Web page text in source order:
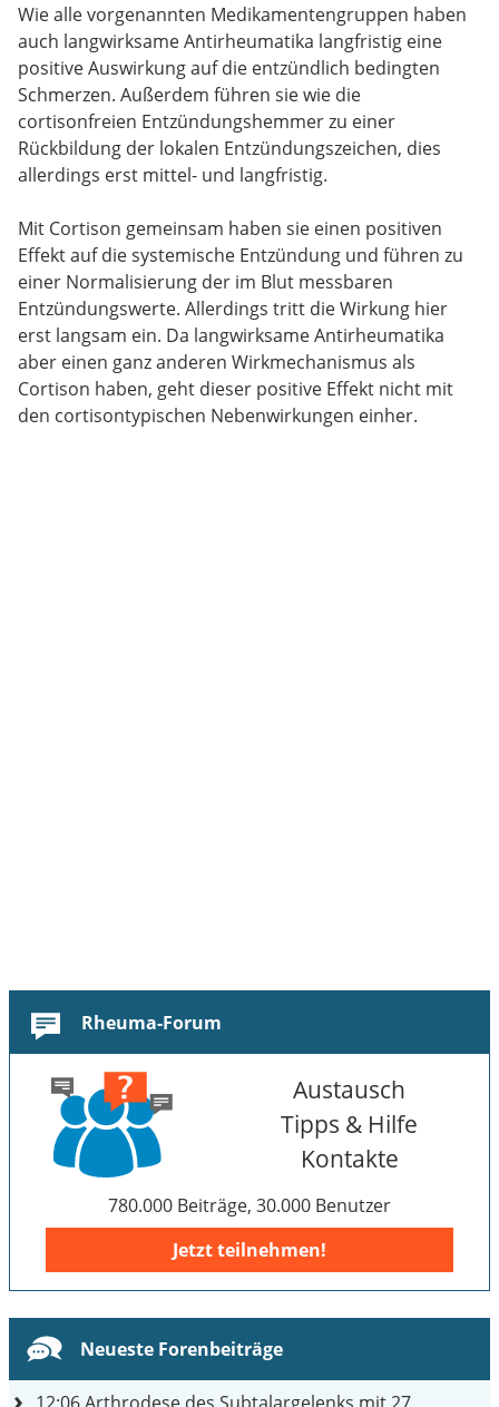
Wie alle vorgenannten Medikamentengruppen haben
auch langwirksame Antirheumatika langfristig eine
positive Auswirkung auf die entzündlich bedingten
Schmerzen. Außerdem führen sie wie die
cortisonfreien Entzündungshemmer zu einer
Rückbildung der lokalen Entzündungszeichen, dies
allerdings erst mittel- und langfristig.
Mit Cortison gemeinsam haben sie einen positiven
Effekt auf die systemische Entzündung und führen zu
einer Normalisierung der im Blut messbaren
Entzündungswerte. Allerdings tritt die Wirkung hier
erst langsam ein. Da langwirksame Antirheumatika
aber einen ganz anderen Wirkmechanismus als
Cortison haben, geht dieser positive Effekt nicht mit
den cortisontypischen Nebenwirkungen einher.
Rheuma-Forum
Austausch
Tipps & Hilfe
Kontakte
780.000 Beiträge, 30.000 Benutzer
Jetzt teilnehmen!
Neueste Forenbeiträge
12:06 Arthrodese des Subtalargelenks mit 27